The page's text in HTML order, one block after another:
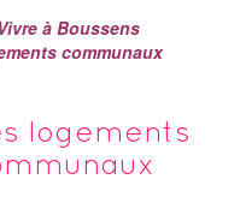
Vivre à Boussens
communaux
logements